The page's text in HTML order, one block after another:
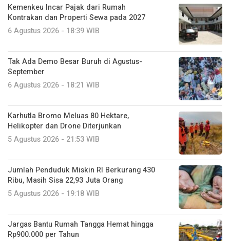
Kemenkeu Incar Pajak dari Rumah
Kontrakan dan Properti Sewa pada 2027
6 Agustus 2026 - 18:39 WIB
Tak Ada Demo Besar Buruh di Agustus-
September
6 Agustus 2026 - 18:21 WIB
Karhutla Bromo Meluas 80 Hektare,
Helikopter dan Drone Diterjunkan
5 Agustus 2026 - 21:53 WIB
Jumlah Penduduk Miskin RI Berkurang 430
Ribu, Masih Sisa 22,93 Juta Orang
5 Agustus 2026 - 19:18 WIB
Jargas Bantu Rumah Tangga Hemat hingga
Rp900.000 per Tahun